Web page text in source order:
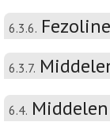
6.3.6.
6.3.7.
6.4.